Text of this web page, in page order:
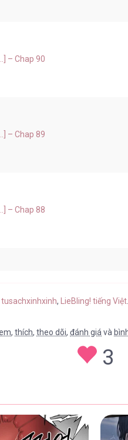
– Chap 90
– Chap 89
– Chap 88
– Chap 85
,LieBling! tiếng Việt
,thích,theo dõi,đánh giá và
3